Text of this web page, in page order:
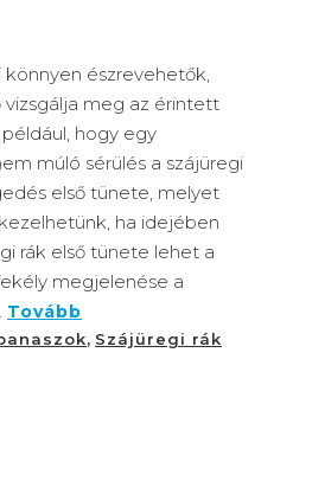
észrevehetők,
meg az érintett
hogy egy
múló sérülés a szájüregi
első tünete, melyet
ha idejében
rák első tünete lehet a
megjelenése a
Tovább
, Szájüregi rák